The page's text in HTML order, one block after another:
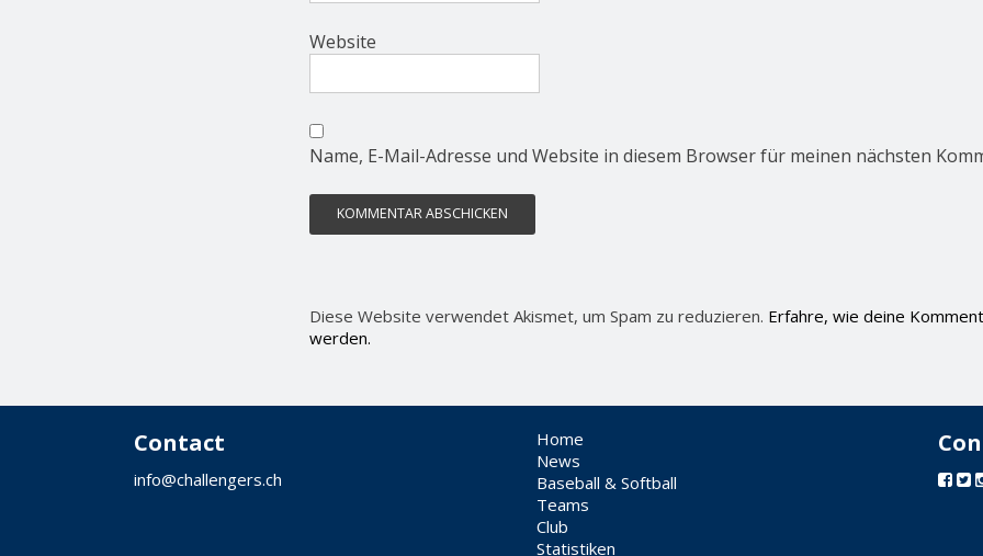
Website
Name, E-Mail-Adresse und Website in diesem Browser für meinen nächsten
Diese Website verwendet Akismet, um Spam zu reduzieren. Erfahre, wie deine
werden.
Contact
info@challengers.ch
Home
News
Baseball & Softball
Teams
Club
Statistiken